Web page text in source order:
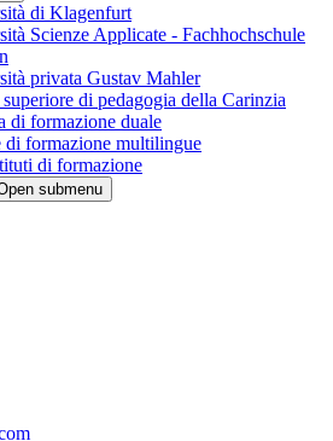
di Klagenfurt
Scienze Applicate - Fachhochschule
privata Gustav Mahler
di pedagogia della Carinzia
di formazione duale
di formazione multilingue
di formazione
submenu